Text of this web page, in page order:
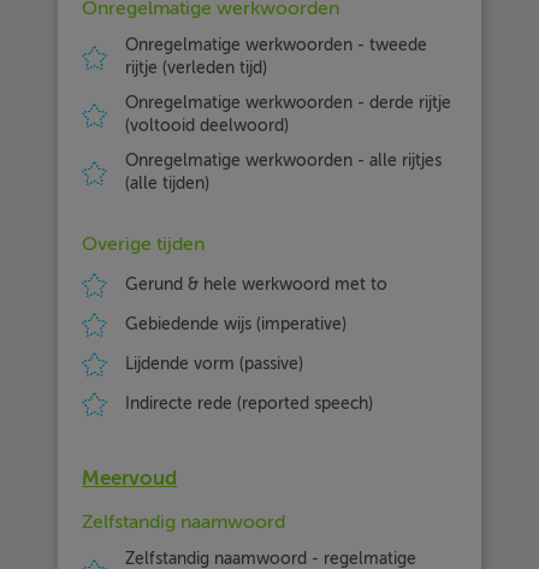
Onregelmatige werkwoorden
Onregelmatige werkwoorden - tweede
rijtje (verleden tijd)
Onregelmatige werkwoorden - derde rijtje
(voltooid deelwoord)
Onregelmatige werkwoorden - alle rijtjes
(alle tijden)
Overige tijden
Gerund & hele werkwoord met to
Gebiedende wijs (imperative)
Lijdende vorm (passive)
Indirecte rede (reported speech)
Meervoud
Zelfstandig naamwoord
Zelfstandig naamwoord - regelmatige